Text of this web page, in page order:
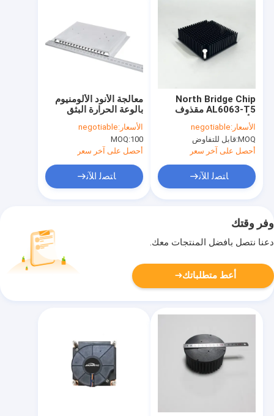
معالجة الأنود الألومنيوم
بالوعة الحرارة البثق
المعالجة السطحية
السوداء
الأسعار:negotiable
MOQ:100
أحصل على آخر سعر
ﺎﺘﺼﻟ ﺍﻶﻧ
North Bridge Chip
AL6063-T5 مقذوف
الألومنيوم بالوعة الحرارة
بأكسيد الألومنيوم الأسود
الأسعار:negotiable
MOQ: قابل للتفاوض
أحصل على آخر سعر
ﺎﺘﺼﻟ ﺍﻶﻧ
وفر وقتك
دعنا نتصل بأفضل المنتجات معك.
أعط متطلباتك